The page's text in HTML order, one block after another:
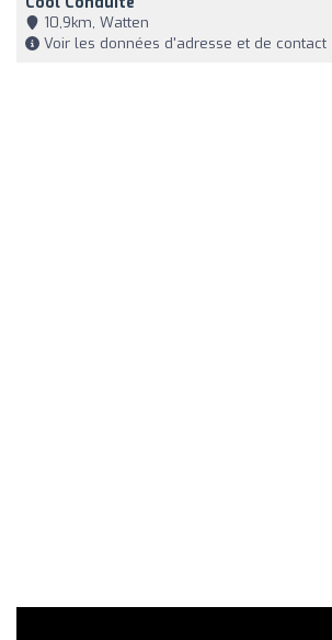
10,9km, Watten
Voir les données d'adresse et de contact